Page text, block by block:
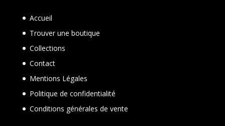
Accueil
Trouver une boutique
Collections
Contact
Mentions Légales
Politique de confidentialité
Conditions générales de vente